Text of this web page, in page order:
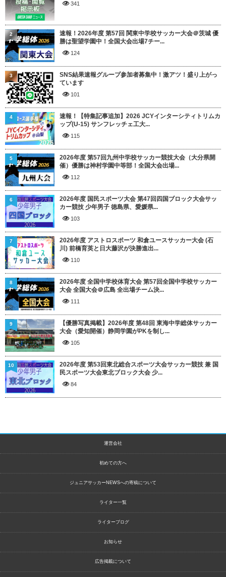
341
速報！2026年度 第57回 関東中学校サッカー大会＠茨城 優
勝は聖望学園中！全国大会出場7チー...
124
2
SNS結果速報グループ参加者募集中！激アツ！盛り上がっ
ています
101
3
速報！【特集記事追加】2026 JCYインターシティトリムカ
ップ(U-15) サンフレッチェ工大...
115
4
2026年度 第57回九州中学校サッカー競技大会（大分県開
催）優勝は神村学園中等部！全国大会出場...
112
5
2026年度 国民スポーツ大会 第47回四国ブロック大会サッ
カー競技 少年男子 徳島県、愛媛県...
103
6
2026年度 アストロスポーツ 和倉ユースサッカー大会 (石
川) 前橋育英と日大藤沢が決勝進出...
110
7
2026年度 全国中学校体育大会 第57回全国中学校サッカー
大会 全国大会＠広島 全出場チーム決...
111
8
【優勝写真掲載】2026年度 第48回 東海中学総体サッカー
大会（愛知開催）静岡学園がPKを制し...
105
9
2026年度 第53回東北総合スポーツ大会サッカー競技 兼 国
民スポーツ大会東北ブロック大会 少...
84
10
運営会社
初めての方へ
ジュニアサッカーNEWSへの寄稿について
ライター一覧
ライターブログ
お知らせ
広告掲載について